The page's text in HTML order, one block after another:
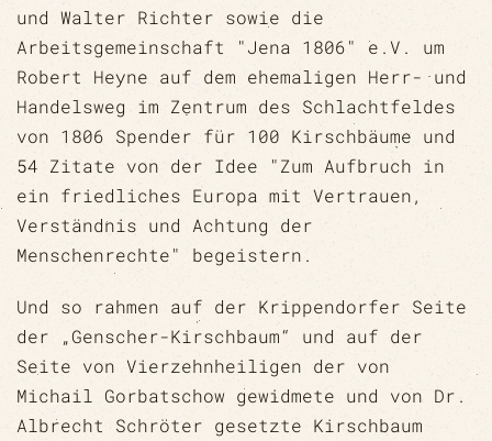
und Walter Richter sowie die
Arbeitsgemeinschaft "Jena 1806" e.V. um
Robert Heyne auf dem ehemaligen Herr- und
Handelsweg im Zentrum des Schlachtfeldes
von 1806 Spender für 100 Kirschbäume und
54 Zitate von der Idee "Zum Aufbruch in
ein friedliches Europa mit Vertrauen,
Verständnis und Achtung der
Menschenrechte" begeistern.
Und so rahmen auf der Krippendorfer Seite
der „Genscher-Kirschbaum“ und auf der
Seite von Vierzehnheiligen der von
Michail Gorbatschow gewidmete und von Dr.
Albrecht Schröter gesetzte Kirschbaum